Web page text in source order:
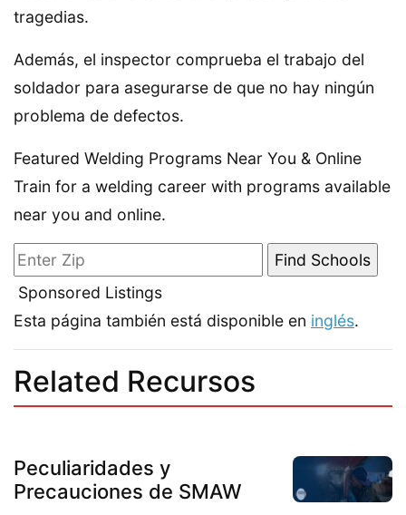
tragedias.
Además, el inspector comprueba el trabajo del
soldador para asegurarse de que no hay ningún
problema de defectos.
Featured Welding Programs Near You & Online
Train for a welding career with programs available
near you and online.
Sponsored Listings
Esta página también está disponible en inglés.
Related Recursos
Peculiaridades y
Precauciones de SMAW